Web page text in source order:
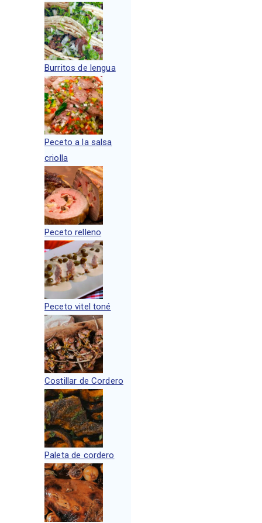
Burritos de lengua
Peceto a la salsa
criolla
Peceto relleno
Peceto vitel toné
Costillar de Cordero
Paleta de cordero